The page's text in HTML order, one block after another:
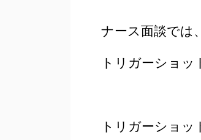
ナース面談では
トリガーショ
トリガーショッ